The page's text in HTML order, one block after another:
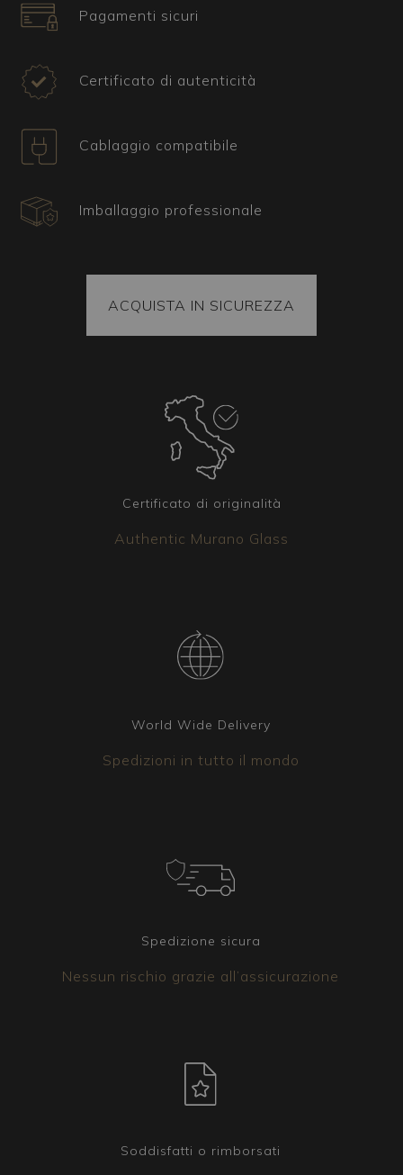
Tutti i nostri articoli sono accompagnati da un
provenienza. Ogni pacco contiene inoltre dei
pezzi di ricambio. La merce spedita è sempre
imballato seguendo la tecnica del sottovuoto che
ne garantisce l'arrivo integra a destinazione. In
assicurativa.
tratti di applique, lampade da tavolo o piantane, il
Pagamenti sicuri
Certificato di autenticità
Cablaggio compatibile
Imballaggio professionale
ACQUISTA IN SICUREZZA
Certificato di originalità
Authentic Murano Glass
World Wide Delivery
Spedizioni in tutto il mondo
Spedizione sicura
Nessun rischio grazie all’assicurazione
Soddisfatti o rimborsati